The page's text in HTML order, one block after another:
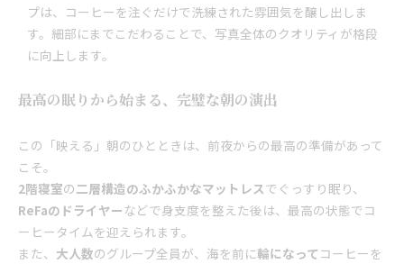
プは、コーヒーを注ぐだけで洗練された雰囲気を醸し出しま
す。細部にまでこだわることで、写真全体のクオリティが格段
に向上します。
最高の眠りから始まる、完璧な朝の演出
この「映える」朝のひとときは、前夜からの最高の準備があって
こそ。
2階寝室の二層構造のふかふかなマットレスでぐっすり眠り、
ReFaのドライヤーなどで身支度を整えた後は、最高の状態でコ
ーヒータイムを迎えられます。
また、 大人数のグループ全員が、海を前に輪になって コーヒーを